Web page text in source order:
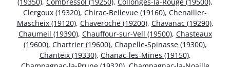
Clergoux (19320), Chirac-Bellevue (19160), Chenailler-
Mascheix (19120), Chaveroche (19200), Chavanac (19290),
Chaumeil (19390), Chauffour-sur-Vell (19500), Chasteaux
(19600), Chartrier (19600), Chapelle-Spinasse (19300),
Chanteix (19330), Chanac-les-Mines (19150),